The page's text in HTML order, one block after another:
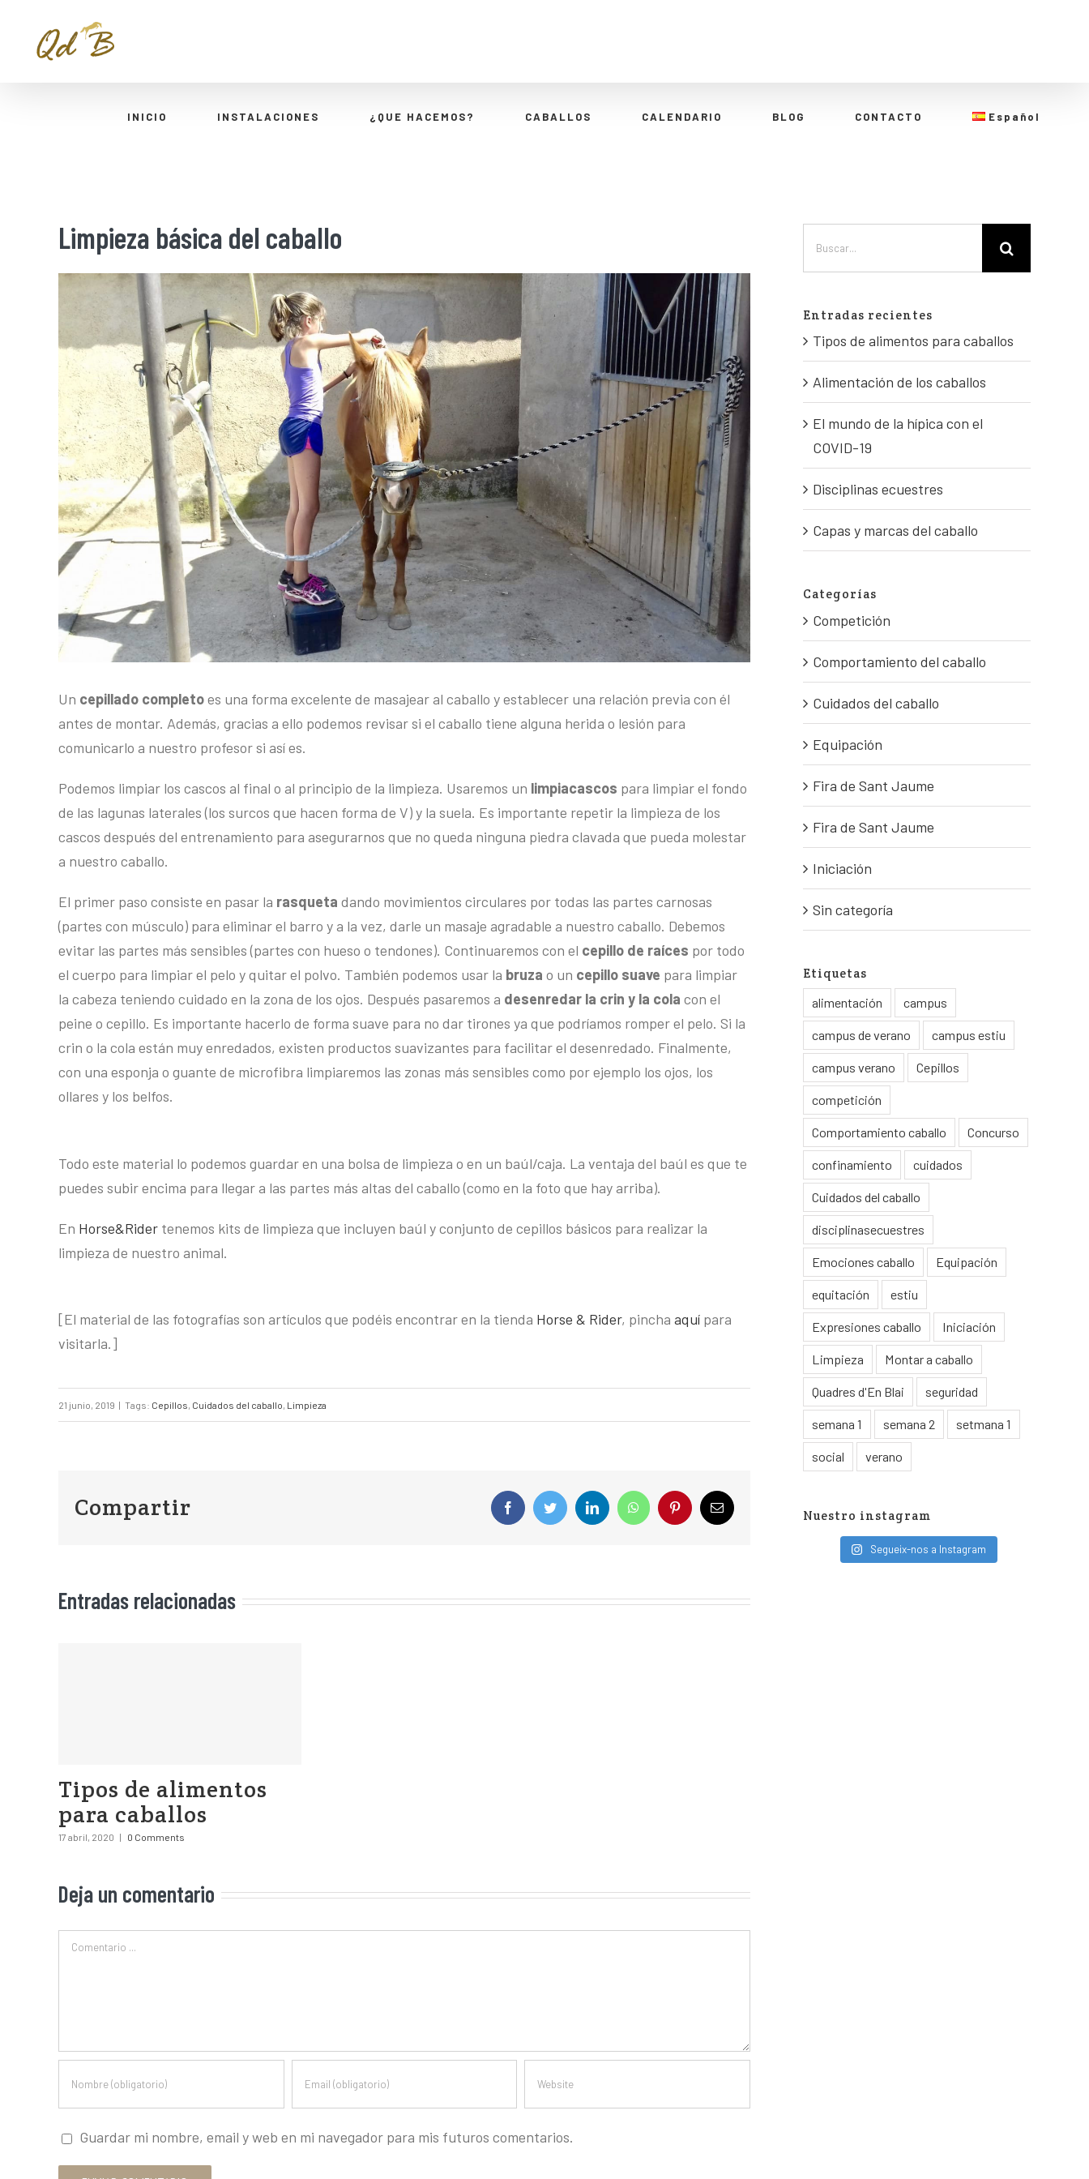
INICIO INSTALACIONES ¿QUE HACEMOS? CABALLOS CALENDARIO BLOG CONTACTO Español
Limpieza básica del caballo
Un cepillado completoes una forma excelente de masajear al caballo y establecer una relación previa con él
antes de montar. Además, gracias a ello podemos revisar si el caballo tiene alguna herida o lesión para
comunicarlo a nuestro profesor si así es.
Podemos limpiar los cascos al final o al principio de la limpieza. Usaremos un limpiacascos para limpiar el fondo
de las lagunas laterales (los surcos que hacen forma de V) y la suela. Es importante repetir la limpieza de los
cascos después del entrenamiento para asegurarnos que no queda ninguna piedra clavada que pueda molestar
a nuestro caballo.
El primer paso consiste en pasar la rasqueta dando movimientos circulares por todas las partes carnosas
(partes con músculo) para eliminar el barro y a la vez, darle un masaje agradable a nuestro caballo. Debemos
evitar las partes más sensibles (partes con hueso o tendones). Continuaremos con el cepillo de raíces por todo
el cuerpo para limpiar el pelo y quitar el polvo. También podemos usar la bruza o un cepillo suave para limpiar
la cabeza teniendo cuidado en la zona de los ojos. Después pasaremos a desenredar la crin y la cola con el
peine o cepillo. Es importante hacerlo de forma suave para no dar tirones ya que podríamos romper el pelo. Si la
crin o la cola están muy enredados, existen productos suavizantes para facilitar el desenredado. Finalmente,
con una esponja o guante de microfibra limpiaremos las zonas más sensibles como por ejemplo los ojos, los
ollares y los belfos.
Todo este material lo podemos guardar en una bolsa de limpieza o en un baúl/caja. La ventaja del baúl es que te
puedes subir encima para llegar a las partes más altas del caballo (como en la foto que hay arriba).
En Horse&Rider tenemos kits de limpieza que incluyen baúl y conjunto de cepillos básicos para realizar la
limpieza de nuestro animal.
[El material de las fotografías son artículos que podéis encontrar en la tienda Horse & Rider, pincha aquí para
visitarla.]
21 junio, 2019 | Tags: Cepillos, Cuidados del caballo, Limpieza
Compartir
Entradas relacionadas
Tipos de alimentos
para caballos
17 abril, 2020 | 0 Comments
Deja un comentario
Guardar mi nombre, email y web en mi navegador para mis futuros comentarios.
Entradas recientes
Tipos de alimentos para caballos
Alimentación de los caballos
El mundo de la hípica con el
COVID-19
Disciplinas ecuestres
Capas y marcas del caballo
Categorías
Competición
Comportamiento del caballo
Cuidados del caballo
Equipación
Fira de Sant Jaume
Fira de Sant Jaume
Iniciación
Sin categoría
Etiquetas
alimentación
campus
campus de verano campus estiu
campus verano Cepillos
competición
Comportamiento caballo Concurso
confinamiento cuidados
Cuidados del caballo
disciplinasecuestres
Emociones caballo Equipación
equitación estiu
Expresiones caballo Iniciación
Limpieza Montar a caballo
Quadres d'En Blai seguridad
semana 1 semana 2 setmana 1
social verano
Nuestro instagram
Segueix-nos a Instagram